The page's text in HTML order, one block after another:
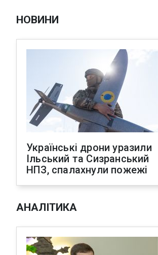
НОВИНИ
Українські дрони уразили
Ільський та Сизранський
НПЗ, спалахнули пожежі
АНАЛІТИКА